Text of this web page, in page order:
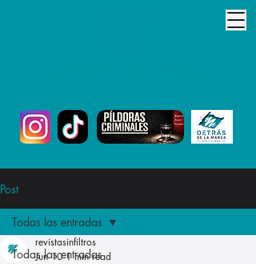
Post
Todas las entradas
Todas las entradas
revistasinfiltros
Jun 10 1 min read